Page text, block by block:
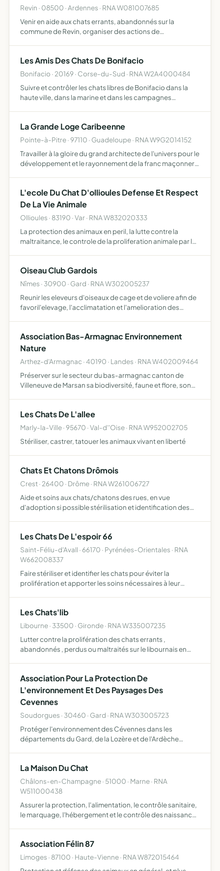
Revin · 08500 · Ardennes · RNA W081007685
Venir en aide aux chats errants, abandonnés sur la
commune de Revin, organiser des actions de
secourir, seco…
Les Amis Des Chats De Bonifacio
Bonifacio · 20169 · Corse-du-Sud · RNA W2A4000484
Suivre et contrôler les chats libres de Bonifacio dans la
haute ville, dans la marine et dans les campagnes
La Grande Loge Caribeenne
Pointe-à-Pitre · 97110 · Guadeloupe · RNA W9G2014152
Travailler à la gloire du grand architecte de l'univers pour le
développement et le rayonnement de la franc maçonnerie
L'ecole Du Chat D'ollioules Defense Et Respect
De La Vie Animale
Ollioules · 83190 · Var · RNA W832020333
La protection des animaux en peril, la lutte contre la
maltraitance, le controle de la proliferation animale par la
Oiseau Club Gardois
Nîmes · 30900 · Gard · RNA W302005237
Reunir les eleveurs d'oiseaux de cage et de voliere afin de
favoril'elevage, l'acclimatation et l'amelioration des
Association Bas-Armagnac Environnement
Nature
Arthez-d'Armagnac · 40190 · Landes · RNA W402009464
Préserver sur le secteur du bas-armagnac canton de
Villeneuve de Marsan sa biodiversité, faune et flore, son
naturels…
Les Chats De L'allee
Marly-la-Ville · 95670 · Val-d''Oise · RNA W952002705
Stériliser, castrer, tatouer les animaux vivant en liberté
Chats Et Chatons Drômois
Crest · 26400 · Drôme · RNA W261006727
Aide et soins aux chats/chatons des rues, en vue
d'adoption si possible stérilisation et identification des
Les Chats De L'espoir 66
Saint-Féliu-d'Avall · 66170 · Pyrénées-Orientales · RNA
W662008337
Faire stériliser et identifier les chats pour éviter la
prolifération et apporter les soins nécessaires à leur
Les Chats'lib
Libourne · 33500 · Gironde · RNA W335007235
Lutter contre la prolifération des chats errants ,
abandonnés , perdus ou maltraités sur le libournais en
Association Pour La Protection De
L'environnement Et Des Paysages Des
Cevennes
Soudorgues · 30460 · Gard · RNA W303005723
Protéger l'environnement des Cévennes dans les
départements du Gard, de la Lozère et de l'Ardèche
traditionnel prom…
La Maison Du Chat
Châlons-en-Champagne · 51000 · Marne · RNA
W511000438
Assurer la protection, l'alimentation, le contrôle sanitaire,
le marquage, l'hébergement et le contrôle des naissances
Association Félin 87
Limoges · 87100 · Haute-Vienne · RNA W872015464